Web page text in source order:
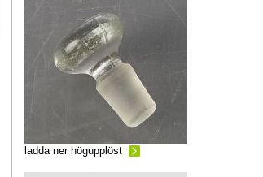
ladda ner högupplöst